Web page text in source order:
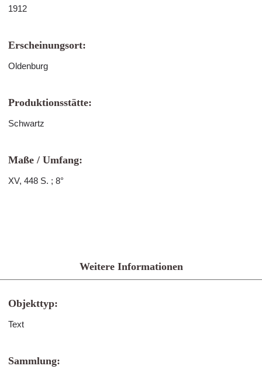
1912
Erscheinungsort:
Oldenburg
Produktionsstätte:
Schwartz
Maße / Umfang:
XV, 448 S. ; 8°
Weitere Informationen
Objekttyp:
Text
Sammlung: